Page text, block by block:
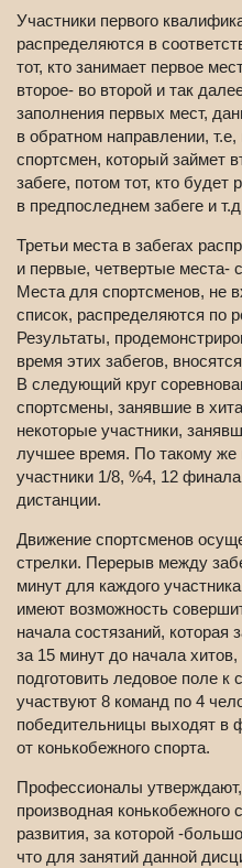
Участники первого
распределяются в
тот, кто занимает первое
второе- во второй и так
заполнения первых мест,
в обратном направлении,
спортсмен, который займет
забеге, потом тот, кто будет
в предпоследнем забеге и
Третьи места в забегах
и первые, четвертые места-
Места для спортсменов, не
список, распределяются по
Результаты,
время этих забегов,
В следующий круг
спортсмены, занявшие в
некоторые участники,
лучшее время. По такому же
участники 1/8, %4, 12
дистанции.
Движение спортсменов
стрелки. Перерыв между
минут для каждого
имеют возможность
начала состязаний, которая
за 15 минут до начала
подготовить ледовое поле
участвуют 8 команд по 4
победительницы выходят в
от конькобежного спорта.
Профессионалы
производная
развития, за которой -
что для занятий данной